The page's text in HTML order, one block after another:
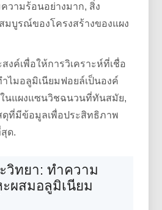
วามร้อนอย่างมาก, สิ่ง
มบูรณ์ของโครงสร้างของแผง
งค์เพื่อให้การวิเคราะห์ที่เชื่อ
ไมอลูมิเนียมฟอยล์เป็นองค์
นแผงแซนวิชฉนวนที่ทันสมัย,
ดุที่มีข้อมูลเพื่อประสิทธิภาพ
ด.
วิทยา: ทำความ
ผสมอลูมิเนียม